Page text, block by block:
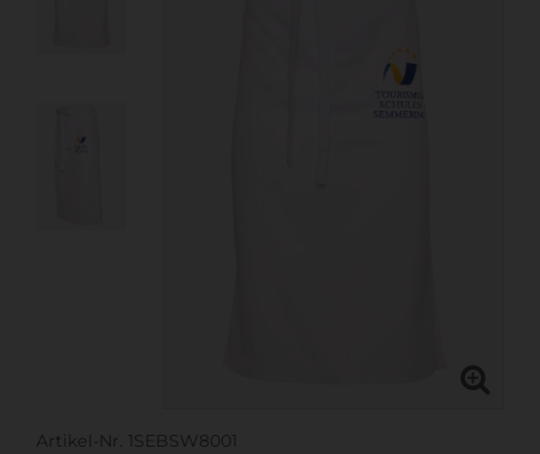
Artikel-Nr. 1SEBSW8001